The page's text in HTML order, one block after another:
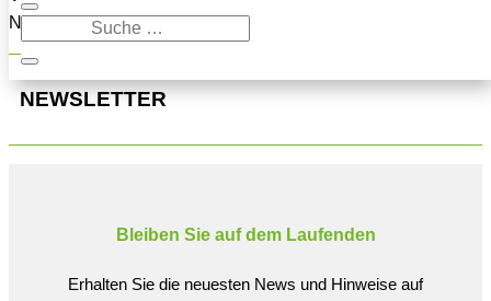
Navigation oben, um den Beitrag zu finden.
NEWSLETTER
Bleiben Sie auf dem Laufenden
Erhalten Sie die neuesten News und Hinweise auf